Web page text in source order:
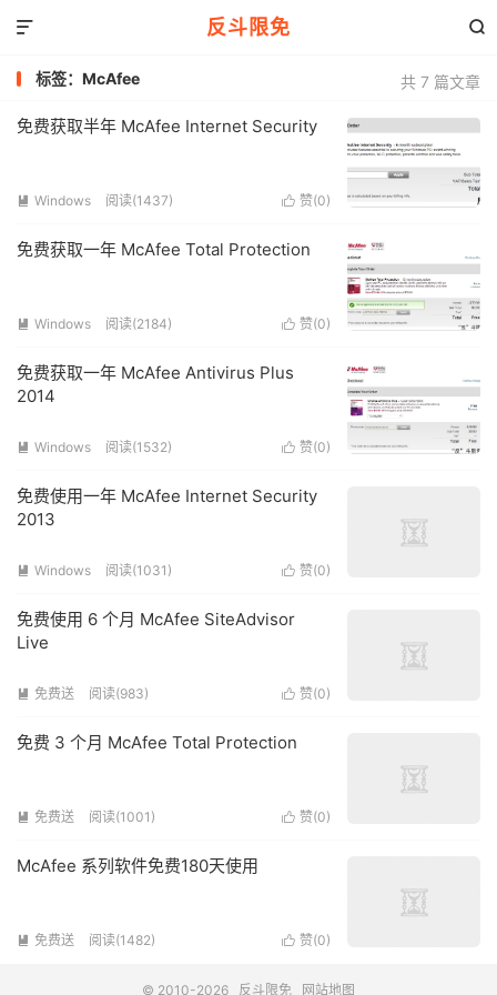
反斗限免 

共 7 篇文章
标签：McAfee
免费获取半年 McAfee Internet Security
 赞(0)
 Windows 阅读(1437)
免费获取一年 McAfee Total Protection
 赞(0)
 Windows 阅读(2184)
免费获取一年 McAfee Antivirus Plus
2014
 赞(0)
 Windows 阅读(1532)
免费使用一年 McAfee Internet Security
2013
 赞(0)
 Windows 阅读(1031)
免费使用 6 个月 McAfee SiteAdvisor
Live
 赞(0)
 免费送 阅读(983)
免费 3 个月 McAfee Total Protection
 赞(0)
 免费送 阅读(1001)
McAfee 系列软件免费180天使用
 赞(0)
 免费送 阅读(1482)
© 2010-2026 反斗限免 网站地图